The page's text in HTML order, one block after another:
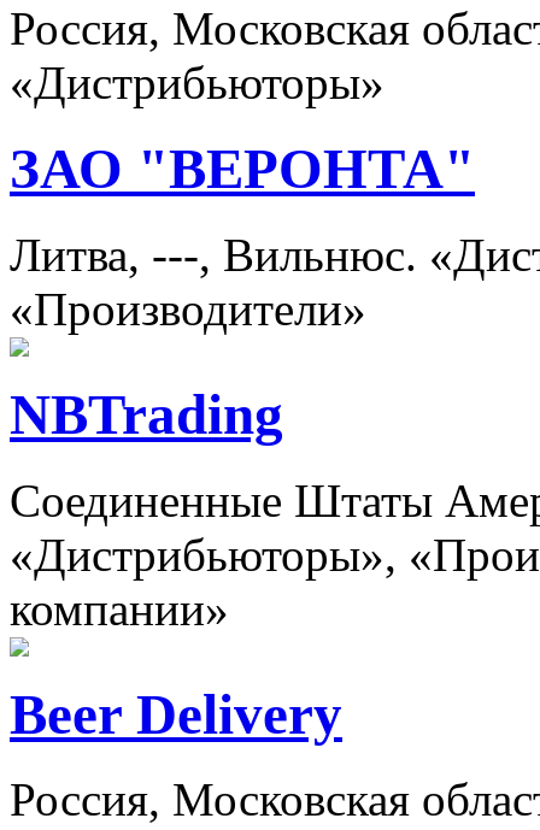
Россия, Московская
«Дистрибьюторы»
ЗАО "ВЕРОНТА"
Литва, ---, Вильнюс.
«Производители»
NBTrading
Соединенные Штаты
«Дистрибьюторы»,
компании»
Beer Delivery
Россия, Московская